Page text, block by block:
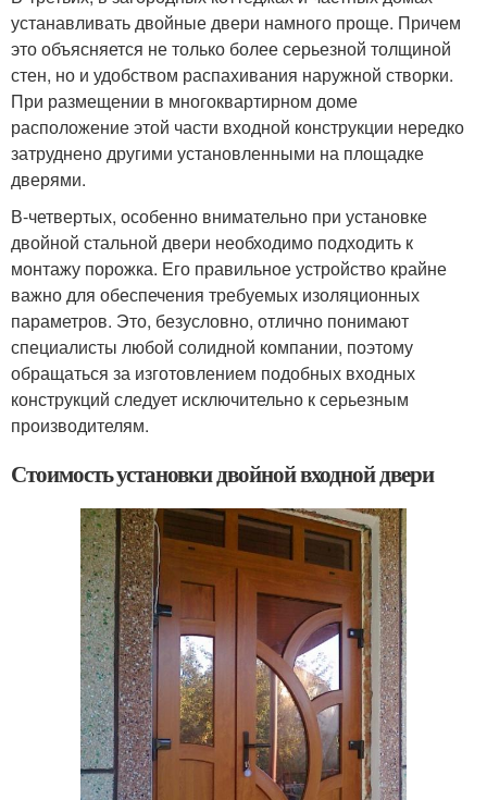
устанавливать двойные двери намного проще. Причем
это объясняется не только более серьезной толщиной
стен, но и удобством распахивания наружной створки.
При размещении в многоквартирном доме
расположение этой части входной конструкции нередко
затруднено другими установленными на площадке
дверями.
В-четвертых, особенно внимательно при установке
двойной стальной двери необходимо подходить к
монтажу порожка. Его правильное устройство крайне
важно для обеспечения требуемых изоляционных
параметров. Это, безусловно, отлично понимают
специалисты любой солидной компании, поэтому
обращаться за изготовлением подобных входных
конструкций следует исключительно к серьезным
производителям.
Стоимость установки двойной входной двери